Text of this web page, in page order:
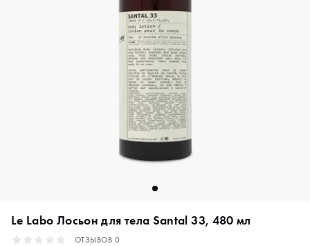
Le Labo Лосьон для тела Santal 33, 480 мл
ОТЗЫВОВ 0